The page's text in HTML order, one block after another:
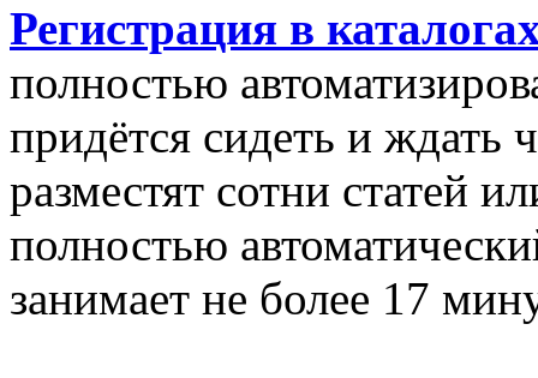
Регистрация в
полностью
придётся сидеть и ждать
разместят сотни статей
полностью
занимает не более 17